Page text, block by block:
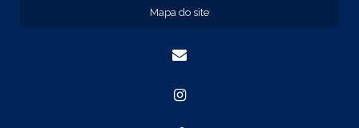
Mapa do site